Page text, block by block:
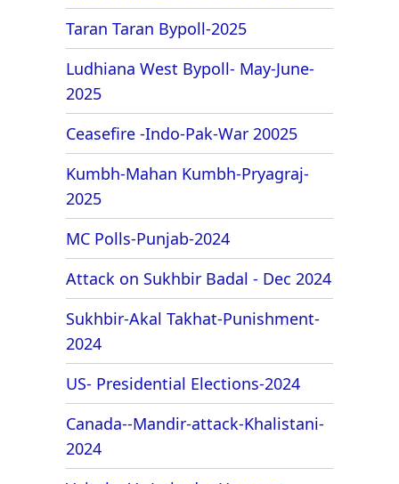
Taran Taran Bypoll-2025
Ludhiana West Bypoll- May-June-
2025
Ceasefire -Indo-Pak-War 20025
Kumbh-Mahan Kumbh-Pryagraj-
2025
MC Polls-Punjab-2024
Attack on Sukhbir Badal - Dec 2024
Sukhbir-Akal Takhat-Punishment-
2024
US- Presidential Elections-2024
Canada--Mandir-attack-Khalistani-
2024